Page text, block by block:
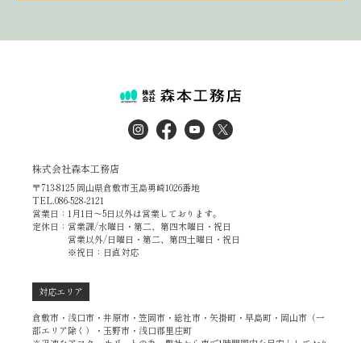
株式会社森本工務店
〒713-8125 岡山県倉敷市玉島勇崎1026番地
TEL.086-528-2121
営業日：1月1日～5日以外は営業しております。
定休日：営業課/水曜日・第二、第四木曜日・祝日
営業以外/日曜日・第二、第四土曜日・祝日
※祝日：日直対応
対応エリア
倉敷市・浅口市・井原市・笠岡市・総社市・矢掛町・早島町・岡山市（一
部エリア除く）・玉野市・浅口郡里庄町